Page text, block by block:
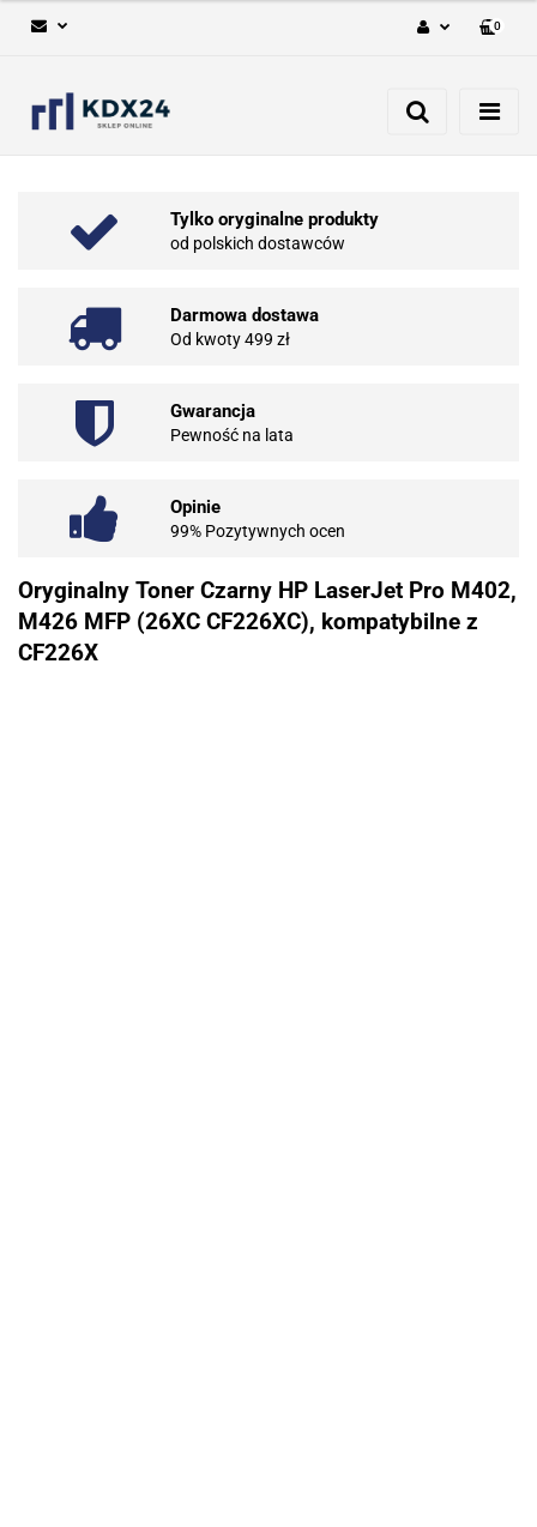
Zarejestruj się
0
Tylko oryginalne produkty
od polskich dostawców
Darmowa dostawa
Od kwoty 499 zł
Gwarancja
Pewność na lata
Opinie
99% Pozytywnych ocen
Oryginalny Toner Czarny HP LaserJet Pro M402,
M426 MFP (26XC CF226XC), kompatybilne z
CF226X